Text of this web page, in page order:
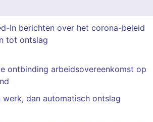
In berichten over het corona-beleid
tot ontslag
ontbinding arbeidsovereenkomst op
werk, dan automatisch ontslag